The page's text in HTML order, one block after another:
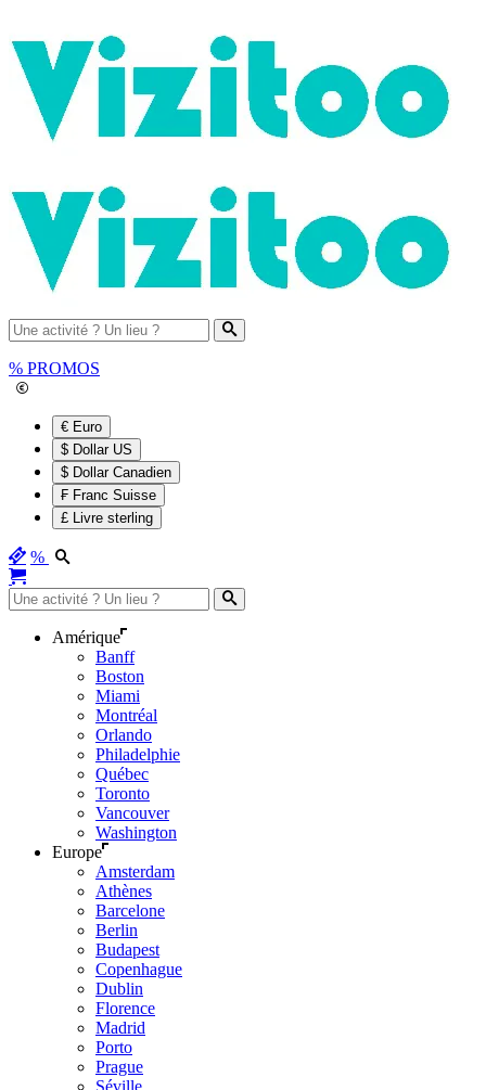
% PROMOS
€ Euro
$ Dollar US
$ Dollar Canadien
₣ Franc Suisse
£ Livre sterling
%
Amérique
Banff
Boston
Miami
Montréal
Orlando
Philadelphie
Québec
Toronto
Vancouver
Washington
Europe
Amsterdam
Athènes
Barcelone
Berlin
Budapest
Copenhague
Dublin
Florence
Madrid
Porto
Prague
Séville